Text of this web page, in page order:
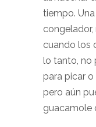
tiempo.
cuando los
lo tanto, no
para picar
pero aún
guacamole